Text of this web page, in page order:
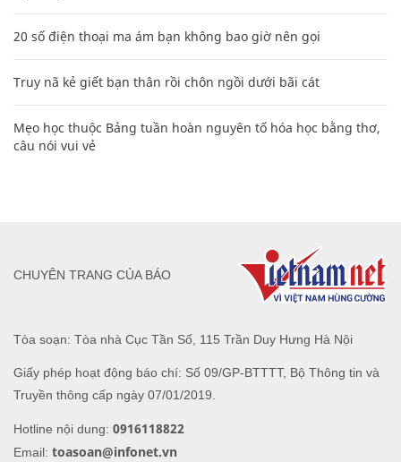
20 số điện thoại ma ám bạn không bao giờ nên gọi
Truy nã kẻ giết bạn thân rồi chôn ngồi dưới bãi cát
Mẹo học thuộc Bảng tuần hoàn nguyên tố hóa học bằng thơ,
câu nói vui vẻ
Tòa soạn: Tòa nhà Cục Tần Số, 115 Trần Duy Hưng Hà Nội
Giấy phép hoạt động báo chí: Số 09/GP-BTTTT, Bộ Thông tin và
Truyền thông cấp ngày 07/01/2019.
Hotline nội dung: 0916118822
Email: toasoan@infonet.vn
CHUYÊN TRANG CỦA BÁO